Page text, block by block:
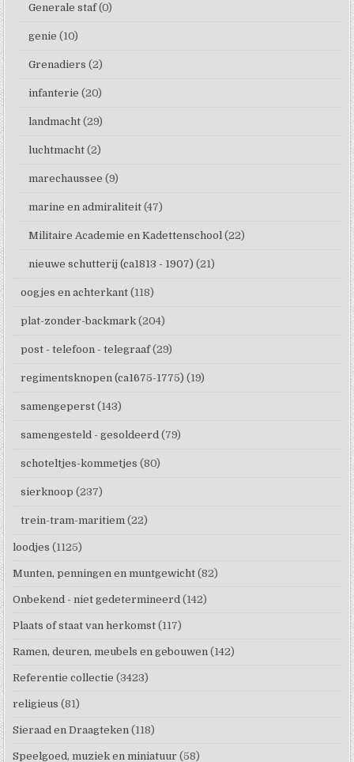
Generale staf (0)
genie (10)
Grenadiers (2)
infanterie (20)
landmacht (29)
luchtmacht (2)
marechaussee (9)
marine en admiraliteit (47)
Militaire Academie en Kadettenschool (22)
nieuwe schutterij (ca1813 - 1907) (21)
oogjes en achterkant (118)
plat-zonder-backmark (204)
post - telefoon - telegraaf (29)
regimentsknopen (ca1675-1775) (19)
samengeperst (143)
samengesteld - gesoldeerd (79)
schoteltjes-kommetjes (80)
sierknoop (237)
trein-tram-maritiem (22)
loodjes (1125)
Munten, penningen en muntgewicht (82)
Onbekend - niet gedetermineerd (142)
Plaats of staat van herkomst (117)
Ramen, deuren, meubels en gebouwen (142)
Referentie collectie (3423)
religieus (81)
Sieraad en Draagteken (118)
Speelgoed, muziek en miniatuur (58)